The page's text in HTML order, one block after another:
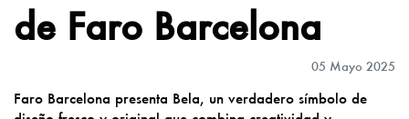
de Faro Barcelona
05 Mayo 2025
Faro Barcelona presenta Bela, un verdadero símbolo de